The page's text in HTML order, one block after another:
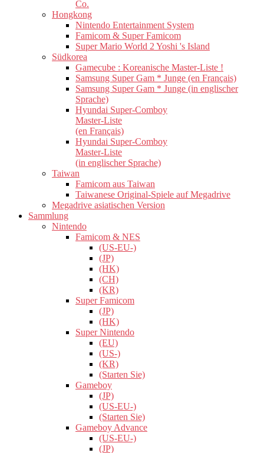
Co.
Hongkong
Nintendo Entertainment System
Famicom & Super Famicom
Super Mario World 2 Yoshi 's Island
Südkorea
Gamecube : Koreanische Master-Liste !
Samsung Super Gam * Junge (en Français)
Samsung Super Gam * Junge (in englischer
Sprache)
Hyundai Super-Comboy
Master-Liste
(en Français)
Hyundai Super-Comboy
Master-Liste
(in englischer Sprache)
Taiwan
Famicom aus Taiwan
Taiwanese Original-Spiele auf Megadrive
Megadrive asiatischen Version
Sammlung
Nintendo
Famicom & NES
(US-EU-)
(JP)
(HK)
(CH)
(KR)
Super Famicom
(JP)
(HK)
Super Nintendo
(EU)
(US-)
(KR)
(Starten Sie)
Gameboy
(JP)
(US-EU-)
(Starten Sie)
Gameboy Advance
(US-EU-)
(JP)